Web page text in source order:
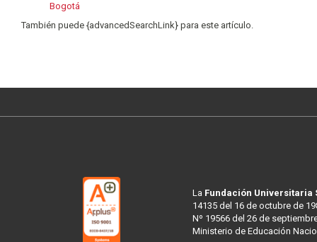
Bogotá
También puede {advancedSearchLink} para este artículo.
La Fundación Universitaria
14135 del 16 de octubre de
Nº 19566 del 26 de
Ministerio de Educación